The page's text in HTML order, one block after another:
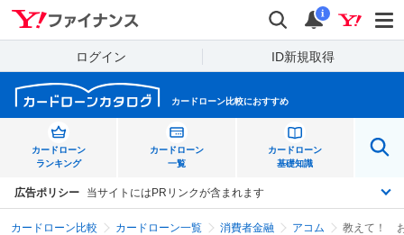
Yahoo!ファイナンス
検索 通知
i
ログイン ID新規取得
カードローン比較におすすめ
カードローン
ランキング
カードローン
一覧
カードローン
基礎知識
広告ポリシー 当サイトにはPRリンクが含まれます
カードローン比較 カードローン一覧 消費者金融 アコム